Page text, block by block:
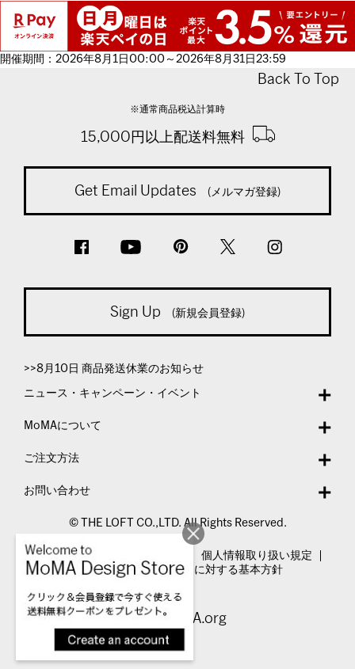
開催期間：2026年8月1日00:00～2026年8月31日23:59
Back To Top
※通常商品税込計算時
15,000円以上配送料無料
Get Email Updates (メルマガ登録)
Sign Up (新規会員登録)
>>8月10日 商品発送休業のお知らせ
ニュース・キャンペーン・イベント
MoMAについて
ご注文方法
お問い合わせ
© THE LOFT CO.,LTD. All Rights Reserved.
特定商取引法表示
個人情報取り扱い規定
カスタマーハラスメントに対する基本方針
Visit MoMA.org